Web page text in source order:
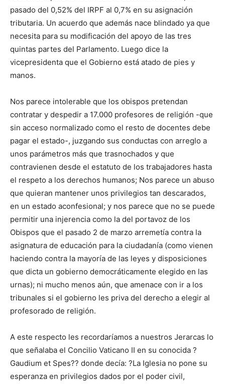
pasado del 0,52% del IRPF al 0,7% en su asignación
tributaria. Un acuerdo que además nace blindado ya que
necesita para su modificación del apoyo de las tres
quintas partes del Parlamento. Luego dice la
vicepresidenta que el Gobierno está atado de pies y
manos.
Nos parece intolerable que los obispos pretendan
contratar y despedir a 17.000 profesores de religión -que
sin acceso normalizado como el resto de docentes debe
pagar el estado-, juzgando sus conductas con arreglo a
unos parámetros más que trasnochados y que
contravienen desde el estatuto de los trabajadores hasta
el respeto a los derechos humanos; Nos parece un abuso
que quieran mantener unos privilegios tan descarados,
en un estado aconfesional; y nos parece que no se puede
permitir una injerencia como la del portavoz de los
Obispos que el pasado 2 de marzo arremetía contra la
asignatura de educación para la ciudadanía (como vienen
haciendo contra la mayoría de las leyes y disposiciones
que dicta un gobierno democráticamente elegido en las
urnas); ni mucho menos aún, que amenace con ir a los
tribunales si el gobierno les priva del derecho a elegir al
profesorado de religión.
A este respecto les recordaríamos a nuestros Jerarcas lo
que señalaba el Concilio Vaticano II en su conocida ?
Gaudium et Spes?? donde decía: ?La Iglesia no pone su
esperanza en privilegios dados por el poder civil,